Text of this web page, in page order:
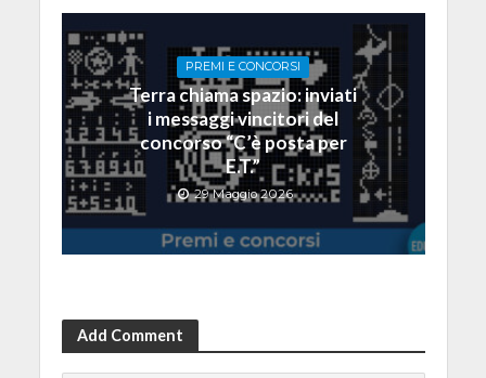
PREMI E CONCORSI
Terra chiama spazio: inviati
i messaggi vincitori del
concorso “C’è posta per
E.T.”
29 Maggio 2026
Add Comment